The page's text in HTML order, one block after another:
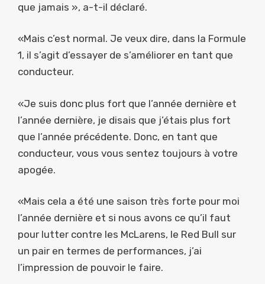
que jamais », a-t-il déclaré.
«Mais c’est normal. Je veux dire, dans la Formule
1, il s’agit d’essayer de s’améliorer en tant que
conducteur.
«Je suis donc plus fort que l’année dernière et
l’année dernière, je disais que j’étais plus fort
que l’année précédente. Donc, en tant que
conducteur, vous vous sentez toujours à votre
apogée.
«Mais cela a été une saison très forte pour moi
l’année dernière et si nous avons ce qu’il faut
pour lutter contre les McLarens, le Red Bull sur
un pair en termes de performances, j’ai
l’impression de pouvoir le faire.